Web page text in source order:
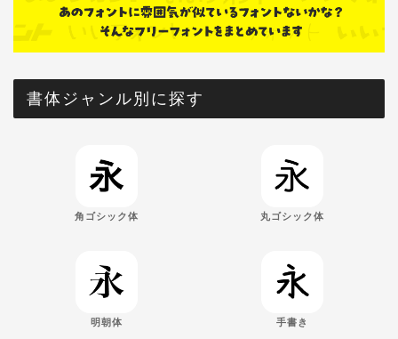
書体ジャンル別に探す
角ゴシック体 丸ゴシック体
明朝体 手書き